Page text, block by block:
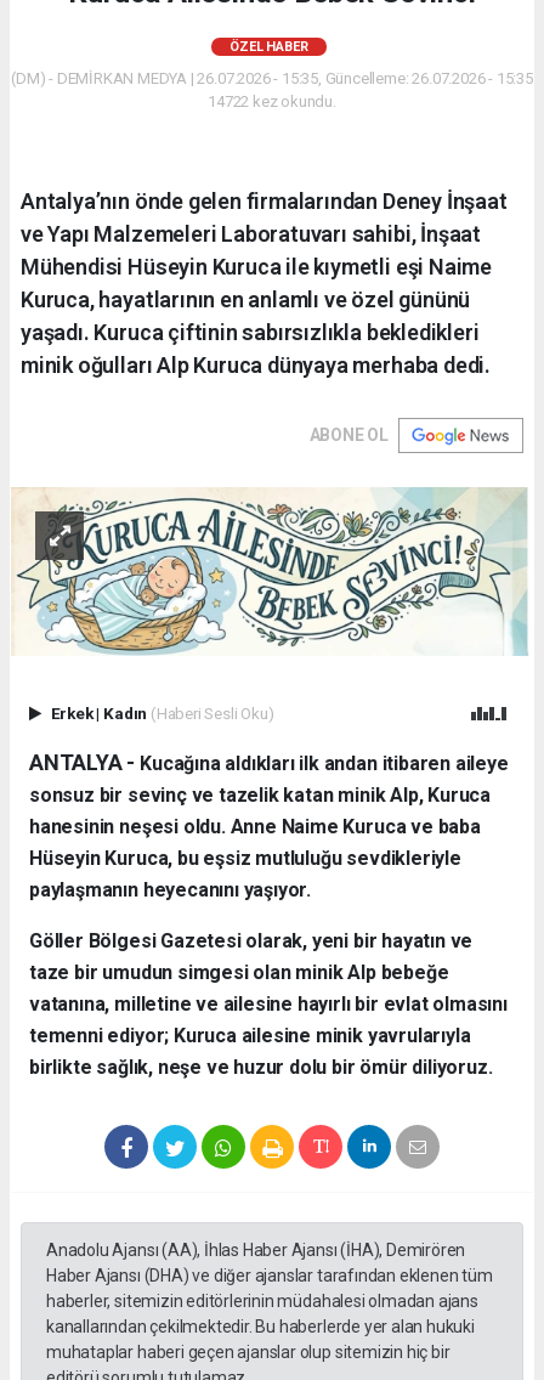
ÖZEL HABER
(DM) - DEMİRKAN MEDYA | 26.07.2026 - 15:35, Güncelleme: 26.07.2026 - 15:35
14722 kez okundu.
Antalya’nın önde gelen firmalarından Deney İnşaat
ve Yapı Malzemeleri Laboratuvarı sahibi, İnşaat
Mühendisi Hüseyin Kuruca ile kıymetli eşi Naime
Kuruca, hayatlarının en anlamlı ve özel gününü
yaşadı. Kuruca çiftinin sabırsızlıkla bekledikleri
minik oğulları Alp Kuruca dünyaya merhaba dedi.
ABONE OL
Erkek| Kadın (Haberi Sesli Oku)
ANTALYA - ​ Kucağına aldıkları ilk andan itibaren aileye
sonsuz bir sevinç ve tazelik katan minik Alp, Kuruca
hanesinin neşesi oldu. Anne Naime Kuruca ve baba
Hüseyin Kuruca, bu eşsiz mutluluğu sevdikleriyle
paylaşmanın heyecanını yaşıyor.
​Göller Bölgesi Gazetesi olarak, yeni bir hayatın ve
taze bir umudun simgesi olan minik Alp bebeğe
vatanına, milletine ve ailesine hayırlı bir evlat olmasını
temenni ediyor; Kuruca ailesine minik yavrularıyla
birlikte sağlık, neşe ve huzur dolu bir ömür diliyoruz.
Anadolu Ajansı (AA), İhlas Haber Ajansı (İHA), Demirören
Haber Ajansı (DHA) ve diğer ajanslar tarafından eklenen tüm
haberler, sitemizin editörlerinin müdahalesi olmadan ajans
kanallarından çekilmektedir. Bu haberlerde yer alan hukuki
muhataplar haberi geçen ajanslar olup sitemizin hiç bir